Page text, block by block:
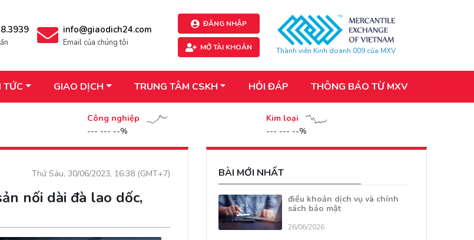
info@giaodich24.com
Email của chúng tôi
ĐĂNG NHẬP
MỞ TÀI KHOẢN Thành viên Kinh doanh 009 của MXV
TỨC GIAO DỊCH TRUNG TÂM CSKH HỎI ĐÁP THÔNG BÁO TỪ MXV
Công nghiệp
--- --- --%
Kim loại
--- --- --%
Thứ Sáu, 30/06/2023, 16:38 (GMT+7)
nối dài đà lao dốc,
BÀI MỚI NHẤT
điều khoản dịch vụ và chính
sách bảo mật
26/06/2026